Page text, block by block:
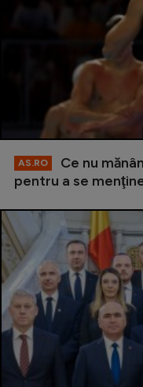
AS.RO
Ce nu
pentru a se